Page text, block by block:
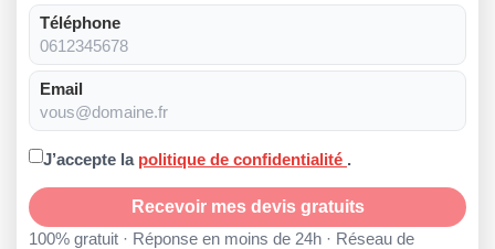
Téléphone
Email
J’accepte la politique de confidentialité .
Recevoir mes devis gratuits
100% gratuit · Réponse en moins de 24h · Réseau de